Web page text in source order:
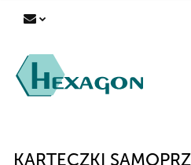
KARTECZKI